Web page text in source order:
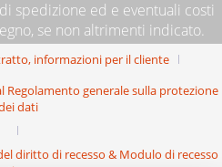
spedizione ed e eventuali costi
se non altrimenti indicato.
informazioni per il cliente
Regolamento generale sulla protezione
dati
diritto di recesso & Modulo di recesso